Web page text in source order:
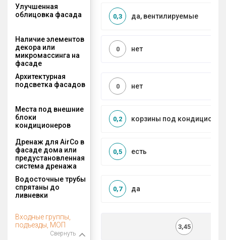
Улучшенная
облицовка фасада
да, вентилируемые
0,3
Наличие элементов
декора или
микромассинга на
фасаде
нет
0
Архитектурная
подсветка фасадов
нет
0
Места под внешние
блоки
кондиционеров
корзины под
0,2
Дренаж для AirCo в
фасаде дома или
предустановленная
система дренажа
есть
0,5
Водосточные трубы
спрятаны до
ливневки
да
0,7
Входные группы,
подъезды, МОП
Свернуть
3,45